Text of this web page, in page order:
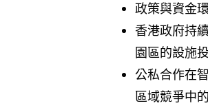
政策與資金
香港政府持
園區的設施
公私合作在
區域競爭中